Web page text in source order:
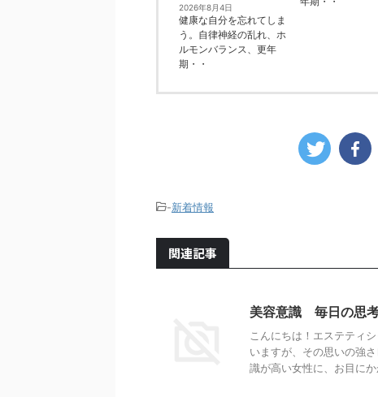
2026年8月4日
健康な自分を忘れてしま
う。自律神経の乱れ、ホ
ルモンバランス、更年
期・・
-新着情報
関連記事
美容意識 毎日の思
こんにちは！エステティ
いますが、その思いの強
識が高い女性に、お目に